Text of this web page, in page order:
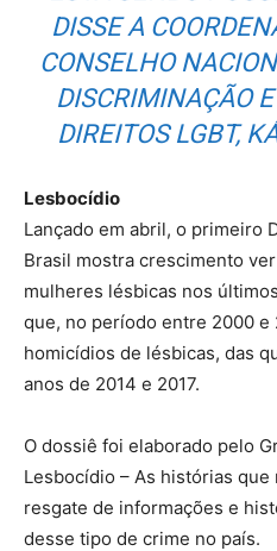
DISSE A
CONSELHO
DISCRIMINAÇÃO
DIREITOS LGBT,
Lesbocídio
Lançado em abril, o primeiro
Brasil mostra crescimento
mulheres lésbicas nos
que, no período entre 2000 e
homicídios de lésbicas, das
anos de 2014 e 2017.
O dossiê foi elaborado pelo
Lesbocídio – As histórias
resgate de informações e
desse tipo de crime no país.